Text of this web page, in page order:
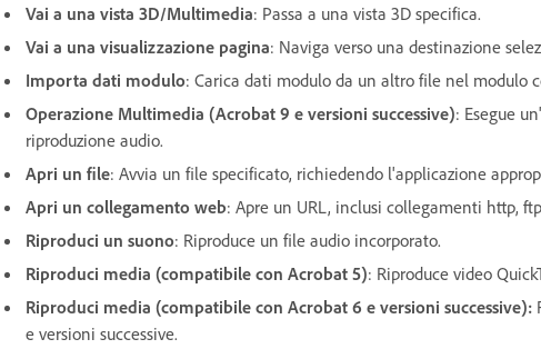
Vai a una vista 3D/Multimedia: Passa a una vista 3D specifica.
Vai a una visualizzazione pagina: Naviga verso una destinazione
Importa dati modulo: Carica dati modulo da un altro file nel modulo
Operazione Multimedia (Acrobat 9 e versioni successive): Esegue
riproduzione audio.
Apri un file: Avvia un file specificato, richiedendo l'applicazione
Apri un collegamento web: Apre un URL, inclusi collegamenti http,
Riproduci un suono: Riproduce un file audio incorporato.
Riproduci media (compatibile con Acrobat 5): Riproduce video
Riproduci media (compatibile con Acrobat 6 e versioni successive):
e versioni successive.